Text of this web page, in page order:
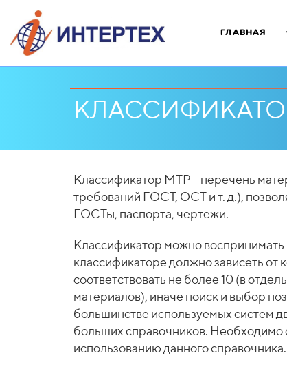
ГЛАВНАЯ
Классификатор МТР - перечень
требований ГОСТ, ОСТ и т. д.),
ГОСТы, паспорта, чертежи.
Классификатор можно
классификаторе должно зависеть от
соответствовать не более 10 (в
материалов), иначе поиск и выбор
большинстве используемых систем
больших справочников. Необходимо
использованию данного справочника.